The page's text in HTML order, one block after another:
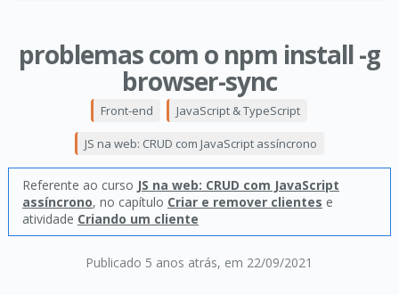
problemas com o npm install -g
browser-sync
Publicado 5 anos atrás, em 22/09/2021
Front-end JavaScript & TypeScript
JS na web: CRUD com JavaScript assíncrono
Referente ao curso JS na web: CRUD com JavaScript
assíncrono, no capítulo Criar e remover clientes e
atividade Criando um cliente